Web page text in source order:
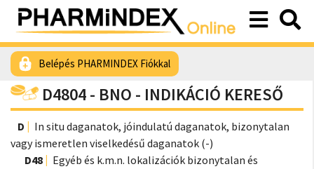
Belépés PHARMINDEX Fiókkal
D4804 - BNO - INDIKÁCIÓ KERESŐ
D
In situ daganatok, jóindulatú daganatok, bizonytalan
vagy ismeretlen viselkedésű daganatok (-)
D48
Egyéb és k.m.n. lokalizációk bizonytalan és